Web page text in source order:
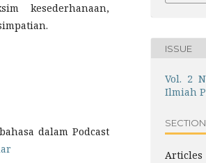
kesederhanaan,
dalam Podcast
ISSUE
Vol. 2
Ilmiah
SECTION
Articles